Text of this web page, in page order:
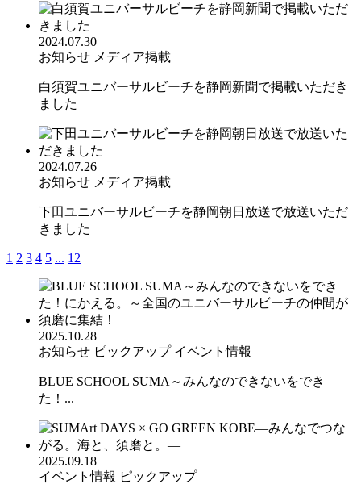
2024.07.30
お知らせ メディア掲載
白須賀ユニバーサルビーチを静岡新聞で掲載いただき
ました
2024.07.26
お知らせ メディア掲載
下田ユニバーサルビーチを静岡朝日放送で放送いただ
きました
1 2 3 4 5 ... 12
2025.10.28
お知らせ ピックアップ イベント情報
BLUE SCHOOL SUMA～みんなのできないをでき
た！...
2025.09.18
イベント情報 ピックアップ